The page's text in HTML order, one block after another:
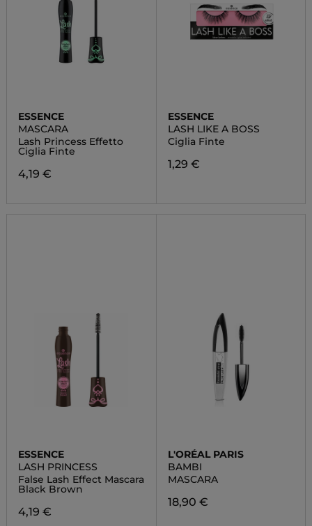
ESSENCE
MASCARA
Lash Princess Effetto
Ciglia Finte
4,19 €
ESSENCE
LASH LIKE A BOSS
Ciglia Finte
1,29 €
ESSENCE
LASH PRINCESS
False Lash Effect Mascara
Black Brown
4,19 €
L'ORÉAL PARIS
BAMBI
MASCARA
18,90 €